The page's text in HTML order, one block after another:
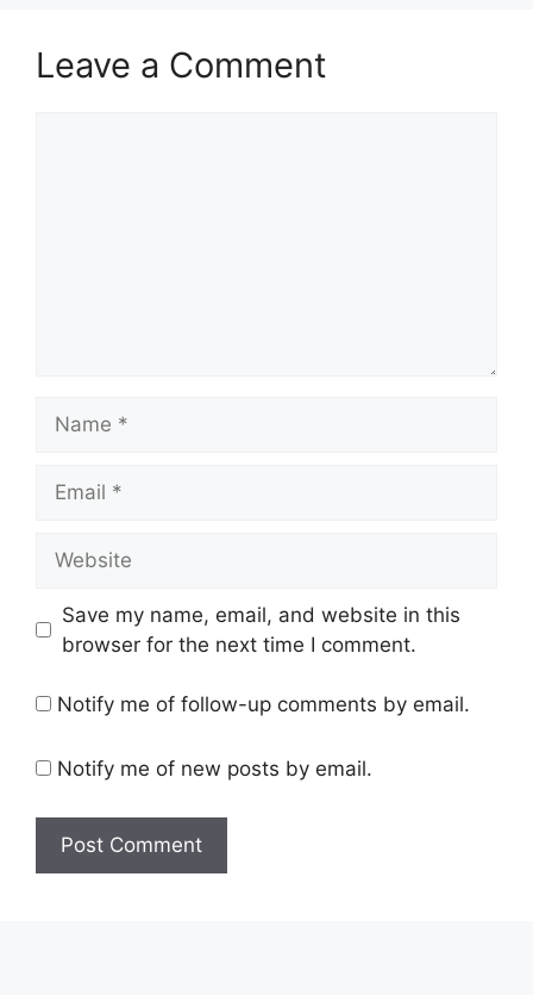
Leave a Comment
Save my name, email, and website in this
browser for the next time I comment.
Notify me of follow-up comments by email.
Notify me of new posts by email.